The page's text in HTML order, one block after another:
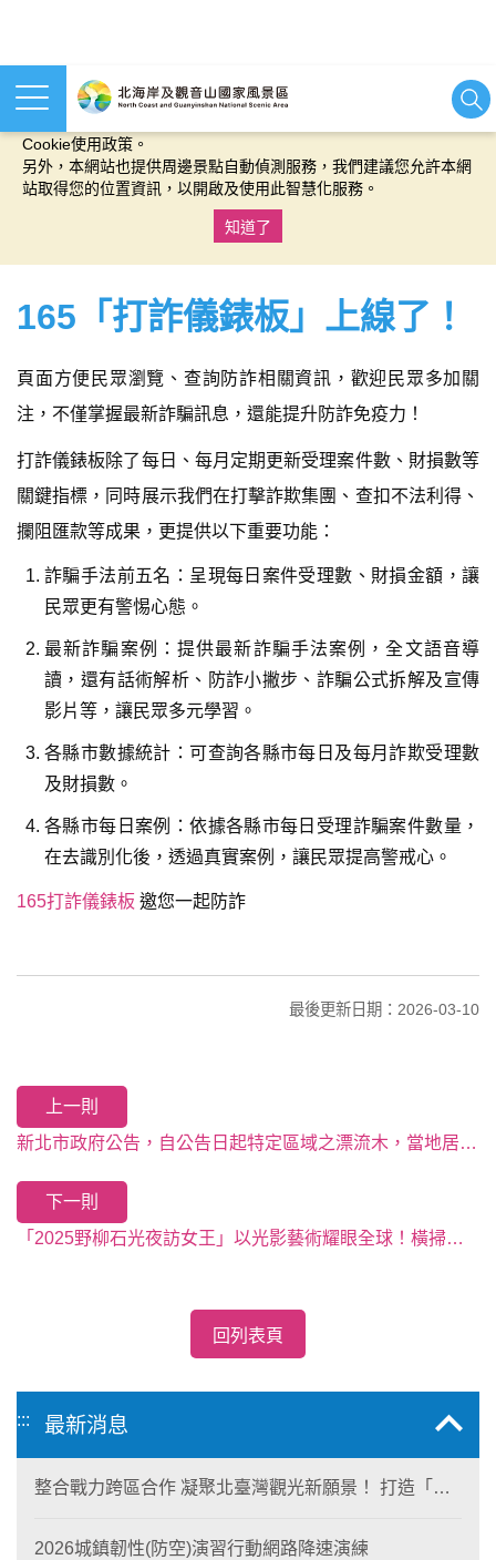
本網站使用cookies等相關技術以持續優化網站服務，並有助於為
Cookie使用政策。
另外，本網站也提供周邊景點自動偵測服務，我們建議您允許本網
站取得您的位置資訊，以開啟及使用此智慧化服務。
知道了
165「打詐儀錶板」上線了！
頁面方便民眾瀏覽、查詢防詐相關資訊，歡迎民眾多加關
注，不僅掌握最新詐騙訊息，還能提升防詐免疫力！
打詐儀錶板除了每日、每月定期更新受理案件數、財損數等
關鍵指標，同時展示我們在打擊詐欺集團、查扣不法利得、
攔阻匯款等成果，更提供以下重要功能：
詐騙手法前五名：呈現每日案件受理數、財損金額，讓
民眾更有警惕心態。
最新詐騙案例：提供最新詐騙手法案例，全文語音導
讀，還有話術解析、防詐小撇步、詐騙公式拆解及宣傳
影片等，讓民眾多元學習。
各縣市數據統計：可查詢各縣市每日及每月詐欺受理數
及財損數。
各縣市每日案例：依據各縣市每日受理詐騙案件數量，
在去識別化後，透過真實案例，讓民眾提高警戒心。
165打詐儀錶板 邀您一起防詐
最後更新日期：2026-03-10
上一則
新北市政府公告，自公告日起特定區域之漂流木，當地居民得自由徒手撿拾清理
下一則
「2025野柳石光夜訪女王」以光影藝術耀眼全球！橫掃美、德、法、英國際設計大獎 點亮台灣觀光軟實力
回列表頁
::: 最新消息
整合戰力跨區合作 凝聚北臺灣觀光新願景！ 打造「生
2026城鎮韌性(防空)演習行動網路降速演練